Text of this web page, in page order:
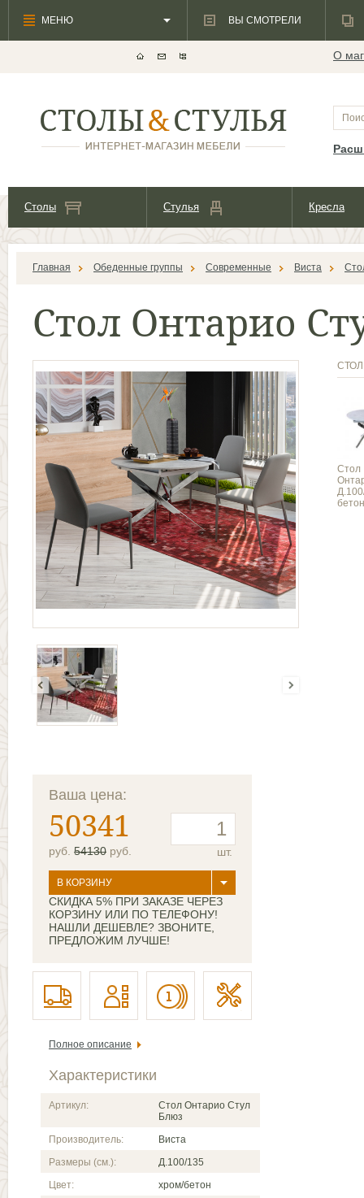
О
Столы Стулья Кресла
Главная Обеденные группы Современные Виста
Стол Онтарио
СТОЛ
Стол
Ваша цена:
50341
руб. 54130 руб. шт.
В КОРЗИНУ
СКИДКА 5% ПРИ ЗАКАЗЕ ЧЕРЕЗ
КОРЗИНУ ИЛИ ПО ТЕЛЕФОНУ!
НАШЛИ ДЕШЕВЛЕ? ЗВОНИТЕ,
ПРЕДЛОЖИМ ЛУЧШЕ!
Полное описание
Характеристики
Артикул:
Стол Онтарио Стул
Блюз
Производитель:
Виста
Размеры (см.):
Д.100/135
Цвет:
хром/бетон
МЕНЮ ВЫ СМОТРЕЛИ